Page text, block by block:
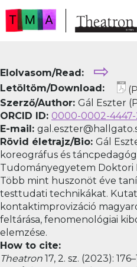
AKTUÁLIS
ARCHÍVUM
IMPRESSZUM
SZERZŐINKNEK
FOR AUTHORS
PEER REVIEW
Elolvasom/Read: ⇨
Letöltöm/Download:
Szerző/Author: Gál Eszter
ORCID ID: 0000-0002-4447-
E-mail:
Rövid életrajz/Bio: Gál
koreográfus és
Tudományegyetem Doktori
Több mint huszonöt éve
testtudati technikákat.
kontaktimprovizáció
feltárása, fenomenológiai
elemzése.
How to cite:
Theatron 17, 2. sz. (2023):